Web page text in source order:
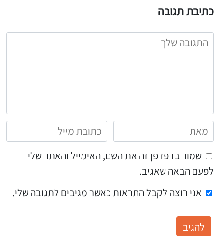
כתיבת תגובה
שמור בדפדפן זה את השם, האימייל והאתר שלי
לפעם הבאה שאגיב.
אני רוצה לקבל התראות כאשר מגיבים לתגובה שלי.